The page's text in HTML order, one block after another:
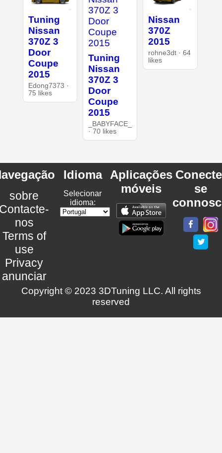
Tuning
Nissan
370Z 3
Door
Coupe
2015
Edong7373 ·
75 likes
Tuning
Nissan
370Z 3
Door
Coupe
2015
_BABYFACE_
· 70 likes
Nissan
370Z
2015
rohne3dt · 64
likes
sobre
nos
Terms of
use
Privacy
anunciar
Idioma
Selecionar
idioma:
Aplicações
móveis
se
Copyright © 2023 3DTuning LLC. All rights
reserved